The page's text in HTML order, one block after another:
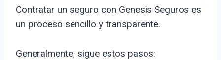
Contratar un seguro con Genesis Seguros es
un proceso sencillo y transparente.
Generalmente, sigue estos pasos: